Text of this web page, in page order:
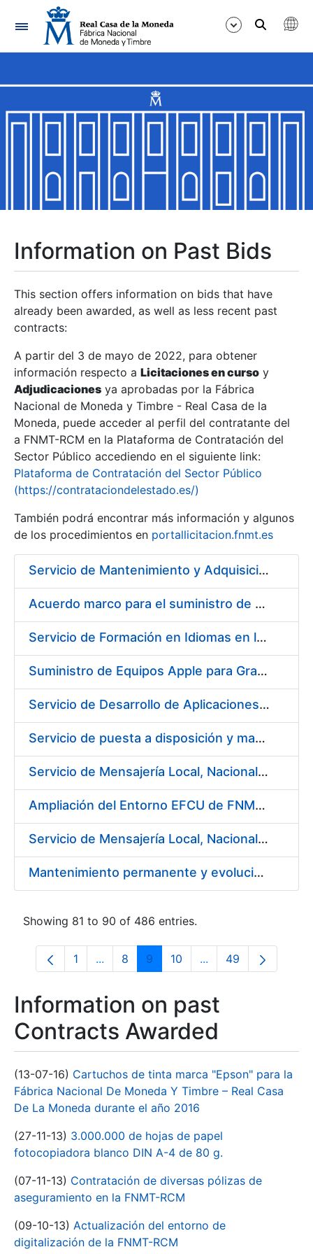
Navigation
Show/Hide
Show/Hide
Show/Hide
Show/Hide
Show/Hide
Show/Hide
Information on Past Bids
This section offers information on bids that have
already been awarded, as well as less recent past
contracts:
A partir del 3 de mayo de 2022, para obtener
información respecto a Licitaciones en curso y
Adjudicaciones ya aprobadas por la Fábrica
Nacional de Moneda y Timbre - Real Casa de la
Moneda, puede acceder al perfil del contratante del
a FNMT-RCM en la Plataforma de Contratación del
Sector Público accediendo en el siguiente link:
Plataforma de Contratación del Sector Público
(https://contrataciondelestado.es/)
También podrá encontrar más información y algunos
de los procedimientos en portallicitacion.fnmt.es
Servicio de Mantenimiento y Adquisición de las Tapas Automáticas Hygolet instaladas en la FNMT-RCM de Madrid, y el Suministro de Rollos de Plásticos Originales
Acuerdo marco para el suministro de material de acero inoxidable
Servicio de Formación en Idiomas en la modalidad presencial
Suministro de Equipos Apple para Grabado Artístico de Moneda y Preimpresión
Servicio de Desarrollo de Aplicaciones con AppWorks
Servicio de puesta a disposición y mantenimiento de contenedores higiénicos, bacteriostáticos, ambientadores, columnas eliminadoras de olores y alfombras antideslizantes para la FNMT-RCM
Servicio de Mensajería Local, Nacional e Internacional que pueda necesitar la Fábrica Nacional de Moneda y Timbre - Real Casa de la Moneda
Ampliación del Entorno EFCU de FNMT-RCM
Servicio de Mensajería Local, Nacional e Internacional para la FNMT-RCM
Mantenimiento permanente y evolución del sistema de notificaciones y comunicaciones electrónicas
Showing 81 to 90 of 486 entries.
Page
1 ...Intermediate Pages Use TAB to
Page
8 Page
9 Page
10 ...Intermediate Pages
Page
49
Information on past
Contracts Awarded
(13-07-16) Cartuchos de tinta marca "Epson" para la
Fábrica Nacional De Moneda Y Timbre – Real Casa
De La Moneda durante el año 2016
(27-11-13) 3.000.000 de hojas de papel
fotocopiadora blanco DIN A-4 de 80 g.
(07-11-13) Contratación de diversas pólizas de
aseguramiento en la FNMT-RCM
(09-10-13) Actualización del entorno de
digitalización de la FNMT-RCM